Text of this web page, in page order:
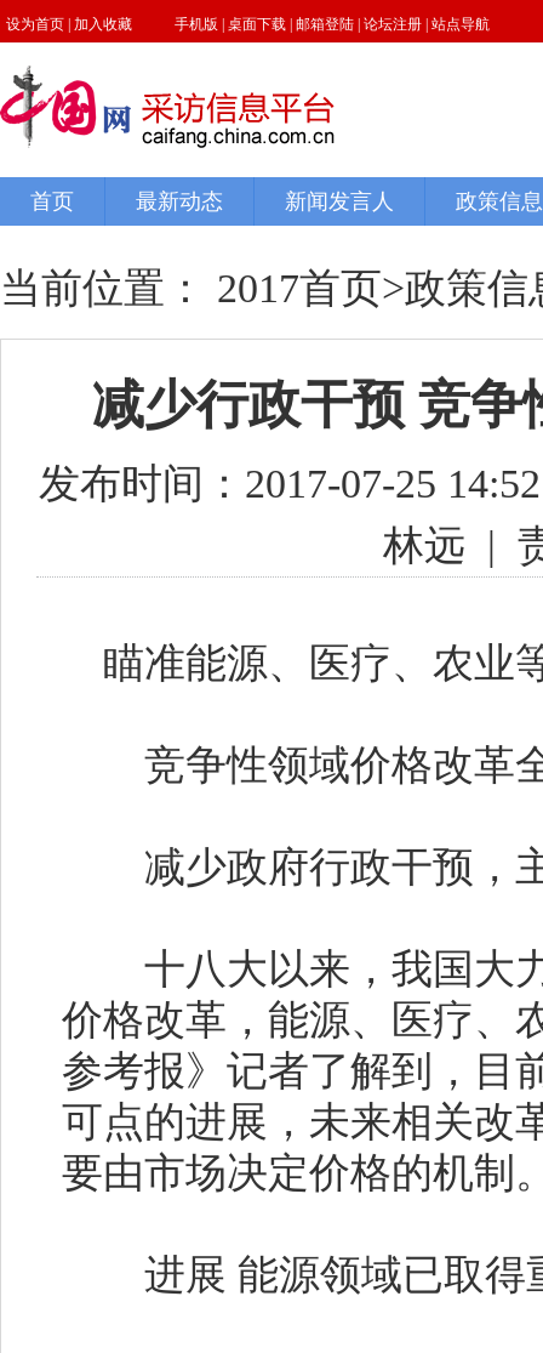
当前位置： 2017首页>政策信
减少行政干预 竞
发布时间：2017-07-25
林远 |
瞄准能源、医疗、农业
竞争性领域价格改革
减少政府行政干预，
十八大以来，我国大力
价格改革，能源、医疗、
参考报》记者了解到，目
可点的进展，未来相关改
要由市场决定价格的机制
进展 能源领域已取得